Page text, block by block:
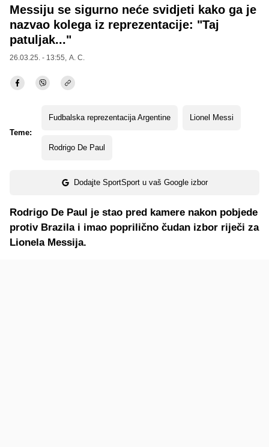
Messiju se sigurno neće svidjeti kako ga je
nazvao kolega iz reprezentacije: "Taj
patuljak..."
26.03.25. - 13:55, A. C.
Teme:
Fudbalska reprezentacija Argentine Lionel Messi
Rodrigo De Paul
Dodajte SportSport u vaš Google izbor
Rodrigo De Paul je stao pred kamere nakon pobjede
protiv Brazila i imao poprilično čudan izbor riječi za
Lionela Messija.